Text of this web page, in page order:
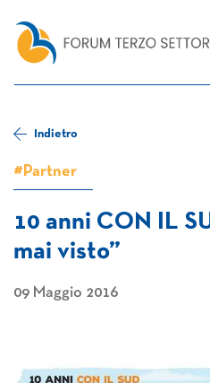
Indietro
#Partner
10 anni CON IL
mai visto”
09 Maggio 2016